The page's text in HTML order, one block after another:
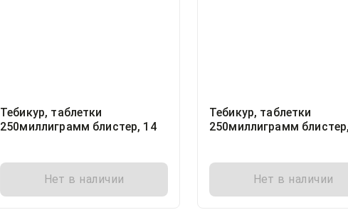
Тебикур, таблетки
250миллиграмм блистер, 14
Нет в наличии
Тебикур, таблетки
250миллиграмм
АО, Казахстан
Нет в наличии